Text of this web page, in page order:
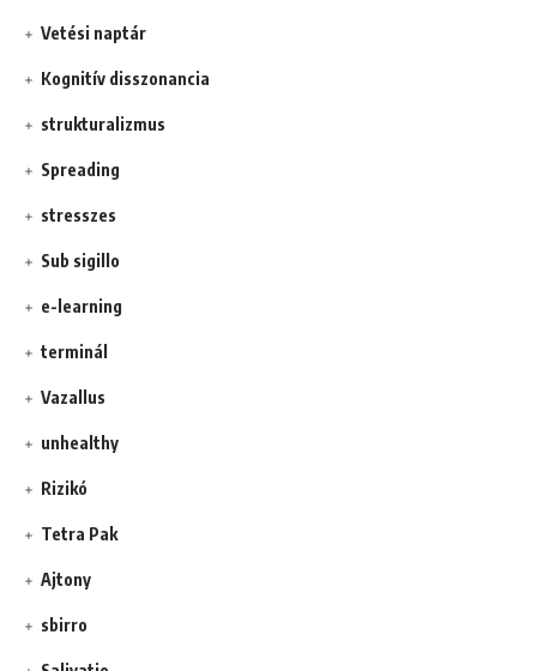
Vetési naptár
Kognitív disszonancia
strukturalizmus
Spreading
stresszes
Sub sigillo
e-learning
terminál
Vazallus
unhealthy
Rizikó
Tetra Pak
Ajtony
sbirro